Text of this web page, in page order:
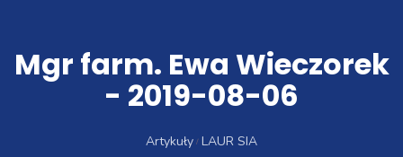
Mgr farm. Ewa Wieczorek
- 2019-08-06
Artykuły LAUR SIA